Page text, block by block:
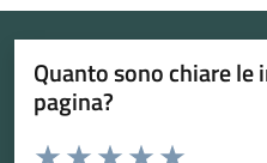
Quanto sono chiare
pagina?
Valuta da 1 a 5 stelle la pagina